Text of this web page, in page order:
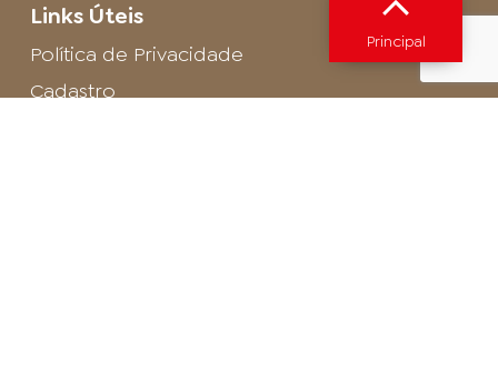
Links Úteis
Política de Privacidade
Cadastro
Principal